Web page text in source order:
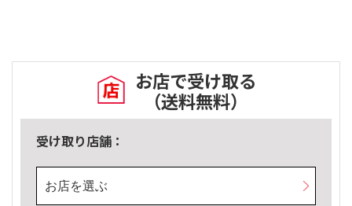
お店で受け取る
（送料無料）
受け取り店舗：
お店を選ぶ